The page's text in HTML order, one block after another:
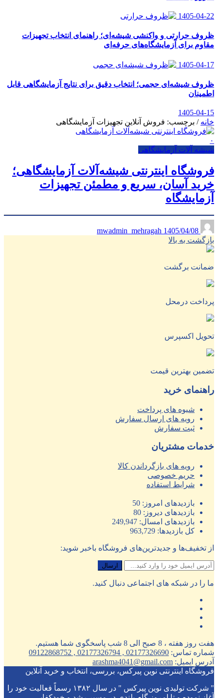
1405-04-22
ظروف حرارتی و واکنشی شیشه‌ای؛ راهنمای انتخاب تجهیزات
مقاوم برای آزمایشگاه‌های حرفه‌ای
1405-04-17
ظروف شیشه‌ای حجمی؛ انتخاب دقیق برای نتایج آزمایشگاهی قابل
اطمینان
1405-04-15
خانه / برچسب: فروش آنلاین تجهیزات آزمایشگاهی
۰
شیشه آلات آزمایشگاهی
فروشگاه اینترنتی شیشه‌آلات آزمایشگاهی؛
خرید آسان، سریع و مطمئن تجهیزات
آزمایشگاه
1405/04/08
بازگشت به بالا
ضمانت برگشت
پرداخت درمحل
تحویل اکسپرس
تضمین بهترین قیمت
راهنمای خرید
شیوه های پرداخت
رویه های ارسال سفارش
ثبت سفارش
خدمات مشتریان
رویه های بازگرداندن کالا
حریم خصوصی
شرایط استفاده
بازدیدهای امروز: 50
بازدیدهای دیروز: 80
بازدیدهای امسال: 249,947
کل بازدیدها: 963,729
از تخفیف‌ها و جدیدترین‌های فروشگاه باخبر شوید:
ما را در شبکه های اجتماعی دنبال کنید.
هفت روز هفته ، 8 صبح الی 8 شب پاسخگوی شما هستیم.
شماره تماس: 02177326690 , 02177326794 , 09122868752
آدرس ایمیل: arashma4041@gmail.com
فروشگاه اینترنتی نوین پیرکس، بررسی، انتخاب و خرید آنلاین
" شرکت تولیدی نوین پیرکس " در سال ۱۳۸۲ رسماً فعالیت خود را